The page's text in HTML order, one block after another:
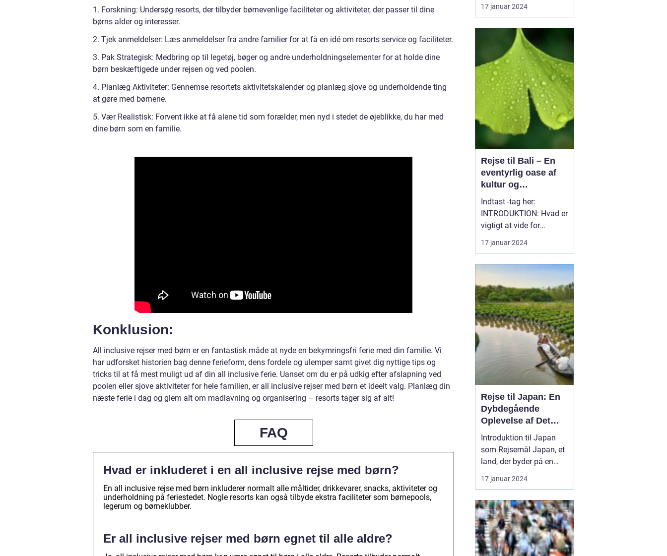
1. Forskning: Undersøg resorts, der tilbyder børnevenlige faciliteter og aktiviteter, der passer til dine
børns alder og interesser.
2. Tjek anmeldelser: Læs anmeldelser fra andre familier for at få en idé om resorts service og faciliteter.
3. Pak Strategisk: Medbring op til legetøj, bøger og andre underholdningselementer for at holde dine
børn beskæftigede under rejsen og ved poolen.
4. Planlæg Aktiviteter: Gennemse resortets aktivitetskalender og planlæg sjove og underholdende ting
at gøre med børnene.
5. Vær Realistisk: Forvent ikke at få alene tid som forælder, men nyd i stedet de øjeblikke, du har med
dine børn som en familie.
Konklusion:
All inclusive rejser med børn er en fantastisk måde at nyde en bekymringsfri ferie med din familie. Vi
har udforsket historien bag denne ferieform, dens fordele og ulemper samt givet dig nyttige tips og
tricks til at få mest muligt ud af din all inclusive ferie. Uanset om du er på udkig efter afslapning ved
poolen eller sjove aktiviteter for hele familien, er all inclusive rejser med børn et ideelt valg. Planlæg din
næste ferie i dag og glem alt om madlavning og organisering – resorts tager sig af alt!
FAQ
Hvad er inkluderet i en all inclusive rejse med børn?
En all inclusive rejse med børn inkluderer normalt alle måltider, drikkevarer, snacks, aktiviteter og
underholdning på feriestedet. Nogle resorts kan også tilbyde ekstra faciliteter som børnepools,
legerum og børneklubber.
Er all inclusive rejser med børn egnet til alle aldre?
er en af verdens mest
for eventyrlystne og
rejsende. Denne øgruppe
beliggende i Det Indiske
Ocean udstråler ren
paradisisk skøn...
17 januar 2024
Rejse til Bali – En
eventyrlig oase af
kultur og
naturskønhed
Indtast -tag her:
INTRODUKTION: Hvad er
vigtigt at vide for
personer, som generelt er
interesserede i en rejse til
Indonesiens mest
fantastiske
destinationer, er kendt
for sin enestående
blanding af kultur,
naturlig skønhed og ev...
17 januar 2024
Rejse til Japan: En
Dybdegående
Oplevelse af Det
Fascinerende Øst
Introduktion til Japan
som Rejsemål Japan, et
land, der byder på en
perfekt blanding af
moderne teknologi og
været en
favoritdestination for
rejsende og
eventyrlystne fra hele
17 januar 2024